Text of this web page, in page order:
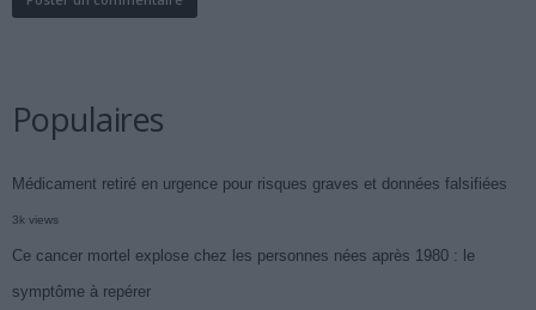
Populaires
Médicament retiré en urgence pour risques graves et données falsifiées
3k views
Ce cancer mortel explose chez les personnes nées après 1980 : le
symptôme à repérer